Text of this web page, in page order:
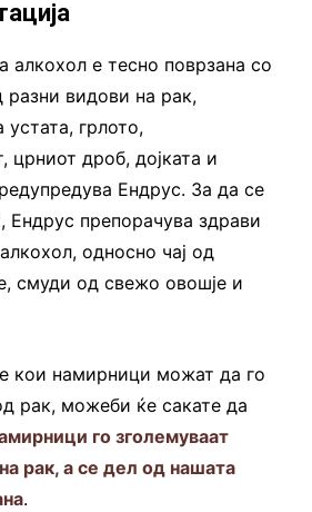
алкохол е тесно поврзана со
разни видови на рак,
устата, грлото,
црниот дроб, дојката и
Ендрус. За да се
Ендрус препорачува здрави
односно чај од
смуди од свежо овошје и
кои намирници можат да го
рак, можеби ќе сакате да
го зголемуваат
рак, а се дел од нашата
.